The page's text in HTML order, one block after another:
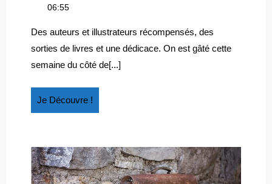
2014
mai
2014
06:55
Des auteurs et illustrateurs récompensés, des
sorties de livres et une dédicace. On est gâté cette
semaine du côté de[...]
Je Découvre !
Découvre